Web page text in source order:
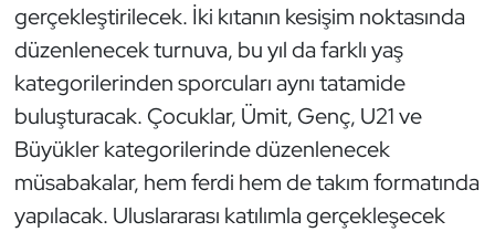
gerçekleştirilecek. İki kıtanın kesişim noktasında
düzenlenecek turnuva, bu yıl da farklı yaş
kategorilerinden sporcuları aynı tatamide
buluşturacak. Çocuklar, Ümit, Genç, U21 ve
Büyükler kategorilerinde düzenlenecek
müsabakalar, hem ferdi hem de takım formatında
yapılacak. Uluslararası katılımla gerçekleşecek
Eskrim
Futbol
Futsal
Genel